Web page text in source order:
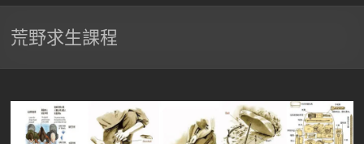
戶
外
團
隊
荒野求生課程